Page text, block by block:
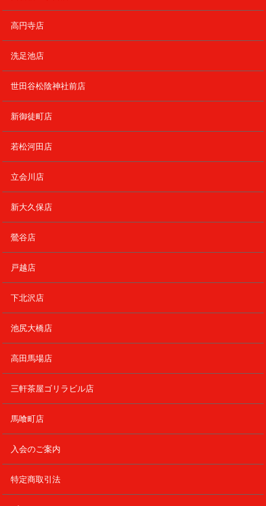
高円寺店
洗足池店
世田谷松陰神社前店
新御徒町店
若松河田店
立会川店
新大久保店
鶯谷店
戸越店
下北沢店
池尻大橋店
高田馬場店
三軒茶屋ゴリラビル店
馬喰町店
入会のご案内
特定商取引法